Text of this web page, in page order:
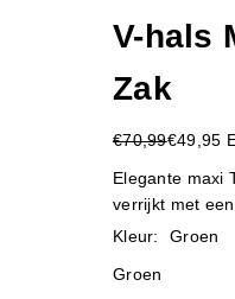
V-hals
Zak
Reguliere
prijs
€70,99€49,95
Elegante maxi
verrijkt met
Kleur:
Groen
Groen